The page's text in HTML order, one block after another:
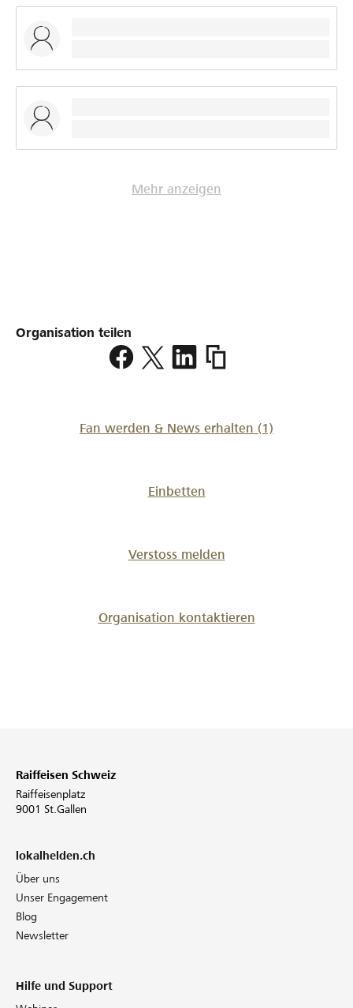
Mehr anzeigen
Organisation teilen
https://
bern-
Fan werden & News erhalten (1)
Einbetten
Verstoss melden
Organisation kontaktieren
Raiffeisen Schweiz
Raiffeisenplatz
9001 St.Gallen
lokalhelden.ch
Über uns
Unser Engagement
Blog
Newsletter
Hilfe und Support